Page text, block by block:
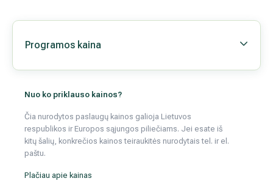
Programos kaina
Nuo ko priklauso kainos?
Čia nurodytos paslaugų kainos galioja Lietuvos
respublikos ir Europos sąjungos piliečiams. Jei esate iš
kitų šalių, konkrečios kainos teiraukitės nurodytais tel. ir el.
paštu.
Plačiau apie kainas